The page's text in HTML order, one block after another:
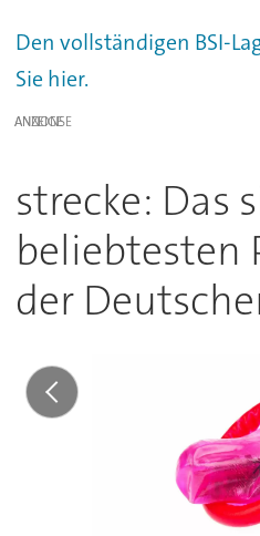
Den vollständigen BSI-
Sie hier.
ANZEIGE
strecke: Das
beliebtesten
der